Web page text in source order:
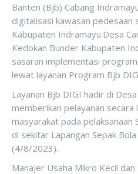
Banten (Bjb) Cabang
digitalisasi kawasan pedesaan
Kabupaten Indramayu.Desa
Kedokan Bunder Kabupaten
sasaran implementasi
lewat layanan Program Bjb
Layanan Bjb DIGI hadir di
memberikan pelayanan secara
masyarakat pada pelaksanaan
di sekitar Lapangan Sepak Bola
(4/8/2023).
Manajer Usaha Mikro Kecil